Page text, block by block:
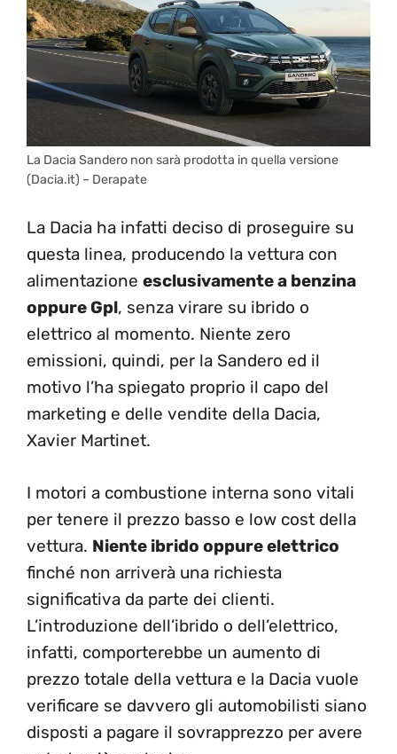
La Dacia Sandero non sarà prodotta in quella versione
(Dacia.it) – Derapate
La Dacia ha infatti deciso di proseguire su
questa linea, producendo la vettura con
alimentazione esclusivamente a benzina
oppure Gpl, senza virare su ibrido o
elettrico al momento. Niente zero
emissioni, quindi, per la Sandero ed il
motivo l’ha spiegato proprio il capo del
marketing e delle vendite della Dacia,
Xavier Martinet.
I motori a combustione interna sono vitali
per tenere il prezzo basso e low cost della
vettura. Niente ibrido oppure elettrico
finché non arriverà una richiesta
significativa da parte dei clienti.
L’introduzione dell’ibrido o dell’elettrico,
infatti, comporterebbe un aumento di
prezzo totale della vettura e la Dacia vuole
verificare se davvero gli automobilisti siano
disposti a pagare il sovrapprezzo per avere